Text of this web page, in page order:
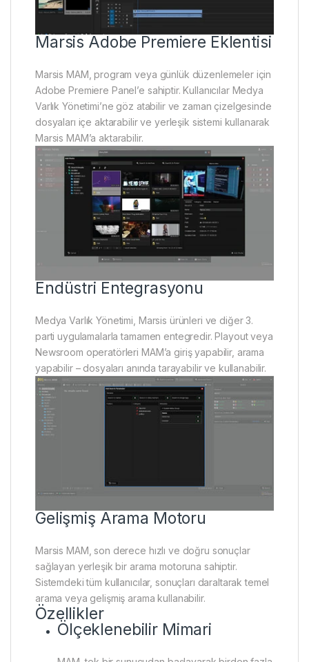
Marsis Adobe Premiere Eklentisi
Marsis MAM, program veya günlük düzenlemeler için
Adobe Premiere Panel’e sahiptir. Kullanıcılar Medya
Varlık Yönetimi’ne göz atabilir ve zaman çizelgesinde
dosyaları içe aktarabilir ve yerleşik sistemi kullanarak
Marsis MAM’a aktarabilir.
Endüstri Entegrasyonu
Medya Varlık Yönetimi, Marsis ürünleri ve diğer 3.
parti uygulamalarla tamamen entegredir. Playout veya
Newsroom operatörleri MAM’a giriş yapabilir, arama
yapabilir – dosyaları anında tarayabilir ve kullanabilir.
Gelişmiş Arama Motoru
Marsis MAM, son derece hızlı ve doğru sonuçlar
sağlayan yerleşik bir arama motoruna sahiptir.
Sistemdeki tüm kullanıcılar, sonuçları daraltarak temel
arama veya gelişmiş arama kullanabilir.
Özellikler
Ölçeklenebilir Mimari